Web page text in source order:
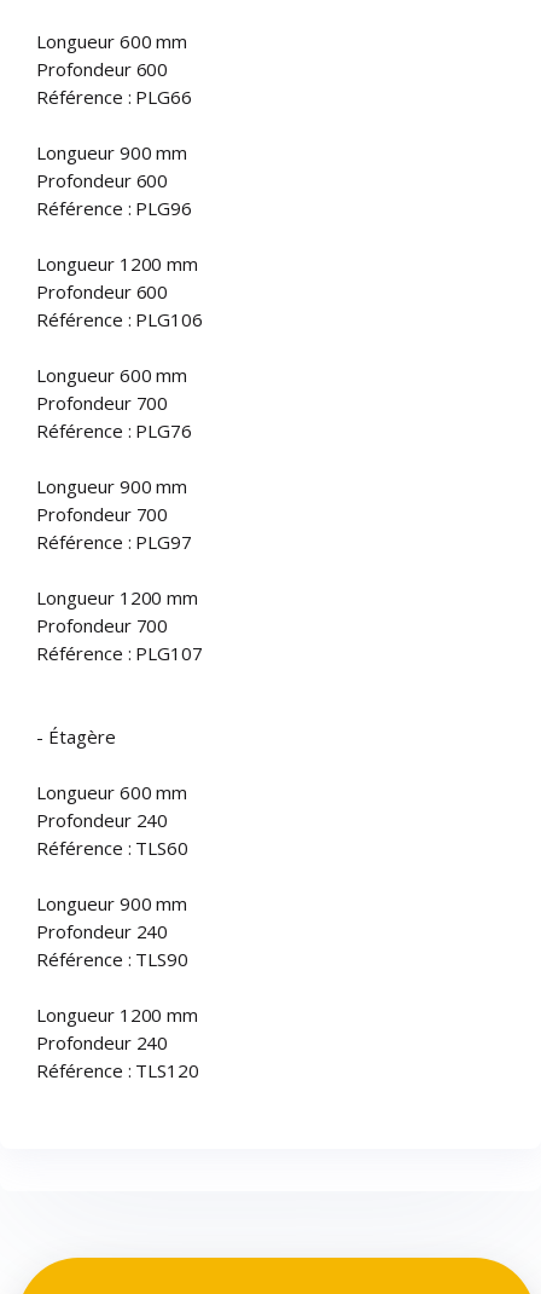
Longueur 600 mm
Profondeur 600
Référence : PLG66
Longueur 900 mm
Profondeur 600
Référence : PLG96
Longueur 1200 mm
Profondeur 600
Référence : PLG106
Longueur 600 mm
Profondeur 700
Référence : PLG76
Longueur 900 mm
Profondeur 700
Référence : PLG97
Longueur 1200 mm
Profondeur 700
Référence : PLG107
- Étagère
Longueur 600 mm
Profondeur 240
Référence : TLS60
Longueur 900 mm
Profondeur 240
Référence : TLS90
Longueur 1200 mm
Profondeur 240
Référence : TLS120